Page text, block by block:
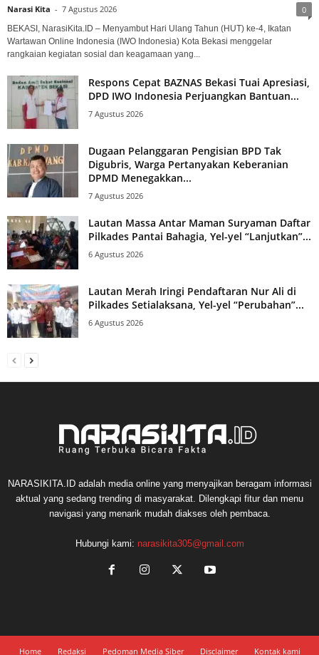
Narasi Kita - 7 Agustus 2026 0
BEKASI, NarasiKita.ID – Menyambut Hari Ulang Tahun (HUT) ke-4, Ikatan
Wartawan Online Indonesia (IWO Indonesia) Kota Bekasi menggelar
rangkaian kegiatan sosial dan keagamaan yang...
Respons Cepat BAZNAS Bekasi Tuai Apresiasi,
DPD IWO Indonesia Perjuangkan Bantuan...
7 Agustus 2026
Dugaan Pelanggaran Pengisian BPD Tak
Digubris, Warga Pertanyakan Keberanian
DPMD Menegakkan...
7 Agustus 2026
Lautan Massa Antar Maman Suryaman Daftar
Pilkades Pantai Bahagia, Yel-yel “Lanjutkan”...
6 Agustus 2026
Lautan Merah Iringi Pendaftaran Nur Ali di
Pilkades Setialaksana, Yel-yel “Perubahan”...
6 Agustus 2026
NARASIKITA.ID adalah media online yang menyajikan beragam informasi
aktual yang sedang trending di masyarakat. Dilengkapi fitur dan menu
navigasi yang menarik mudah diakses oleh pembaca.
Hubungi kami: narasikita305@gmail.com
Home Redaksi Pedoman Media Siber Disclaimer Kontak kami